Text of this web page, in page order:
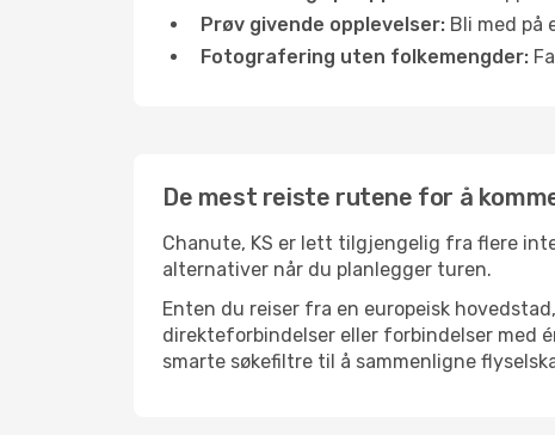
Prøv givende opplevelser: Bli med på
Fotografering uten folkemengder:
De mest reiste rutene for å
Chanute, KS er lett tilgjengelig fra flere
alternativer når du planlegger turen.
Enten du reiser fra en europeisk
direkteforbindelser eller forbindelser med
smarte søkefiltre til å sammenligne